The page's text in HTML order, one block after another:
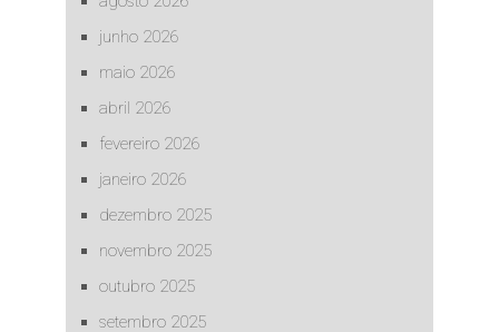
junho 2026
maio 2026
abril 2026
fevereiro 2026
janeiro 2026
dezembro 2025
novembro 2025
outubro 2025
setembro 2025